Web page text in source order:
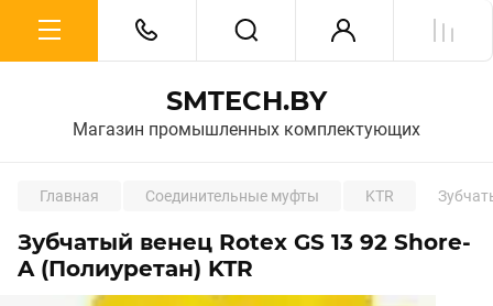
SMTECH.BY
Магазин промышленных комплектующих
Главная Соединительные муфты KTR
Зубчатый венец Rotex GS 13 92 Shore-
A (Полиуретан) KTR